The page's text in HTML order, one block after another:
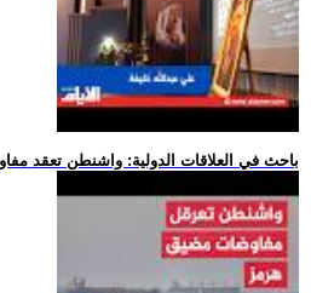
.. باحث في العلاقات الدولية: واشنطن تعقد